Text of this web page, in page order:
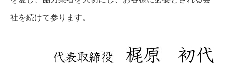
社を続けて参ります。